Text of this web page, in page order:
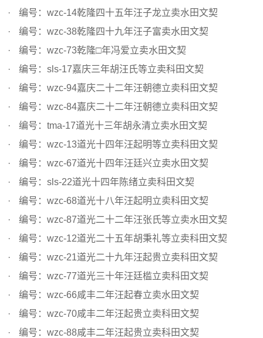
编号：wzc-14乾隆四十五年汪子龙立卖水田文契
编号：wzc-38乾隆四十九年汪子富卖水田文契
编号：wzc-73乾隆□年冯爱立卖水田文契
编号：sls-17嘉庆三年胡汪氏等立卖科田文契
编号：wzc-94嘉庆二十二年汪朝德立卖科田文契
编号：wzc-84嘉庆二十二年汪朝德立卖科田文契
编号：tma-17道光十三年胡永清立卖水田文契
编号：wzc-13道光十四年汪起明等立卖科田文契
编号：wzc-67道光十四年汪廷兴立卖水田文契
编号：sls-22道光十四年陈绪立卖科田文契
编号：wzc-68道光十八年汪起明立卖科田文契
编号：wzc-87道光二十二年汪张氏等立卖水田文契
编号：wzc-12道光二十五年胡秉礼等立卖科田文契
编号：wzc-21道光二十九年汪起贵立卖科田文契
编号：wzc-77道光三十年汪廷槛立卖科田文契
编号：wzc-66咸丰二年汪起春立卖水田文契
编号：wzc-70咸丰二年汪起贵立卖科田文契
编号：wzc-88咸丰二年汪起贵立卖科田文契